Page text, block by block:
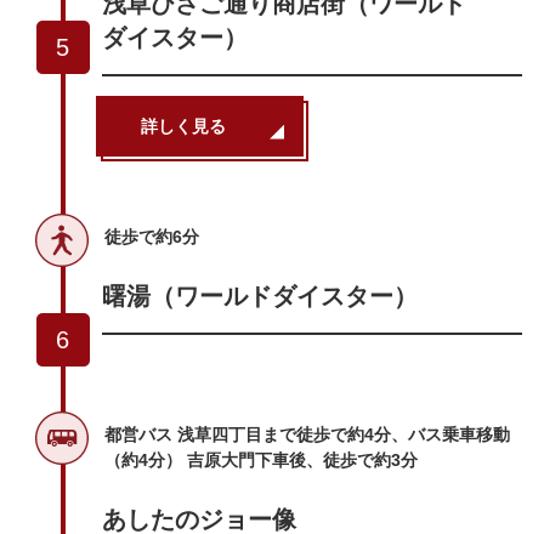
5
ダイスター）
詳しく見る
徒歩で約6分
6
曙湯（ワールドダイスター）
都営バス 浅草四丁目まで徒歩で約4分、バス乗車移動
（約4分） 吉原大門下車後、徒歩で約3分
あしたのジョー像